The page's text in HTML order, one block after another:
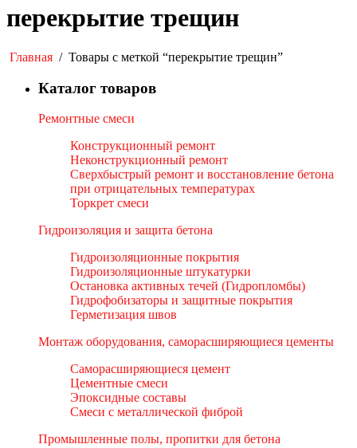
перекрытие трещин
Главная / Товары с меткой “перекрытие трещин”
Каталог товаров
Ремонтные смеси
Конструкционный ремонт
Неконструкционный ремонт
Сверхбыстрый ремонт и восстановление бетона
при отрицательных температурах
Торкрет смеси
Гидроизоляция и защита бетона
Гидроизоляционные покрытия
Гидроизоляционные штукатурки
Остановка активных течей (Гидропломбы)
Гидрофобизаторы и защитные покрытия
Герметизация швов
Монтаж оборудования, саморасширяющиеся цементы
Саморасширяющиеся цемент
Цементные смеси
Эпоксидные составы
Смеси с металлической фиброй
Промышленные полы, пропитки для бетона